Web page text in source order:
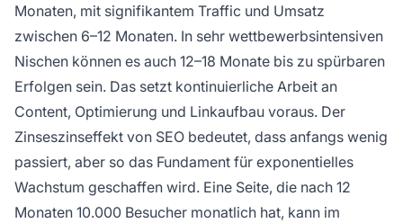
Monaten, mit signifikantem Traffic und Umsatz
zwischen 6–12 Monaten. In sehr wettbewerbsintensiven
Nischen können es auch 12–18 Monate bis zu spürbaren
Erfolgen sein. Das setzt kontinuierliche Arbeit an
Content, Optimierung und Linkaufbau voraus. Der
Zinseszinseffekt von SEO bedeutet, dass anfangs wenig
passiert, aber so das Fundament für exponentielles
Wachstum geschaffen wird. Eine Seite, die nach 12
Monaten 10.000 Besucher monatlich hat, kann im